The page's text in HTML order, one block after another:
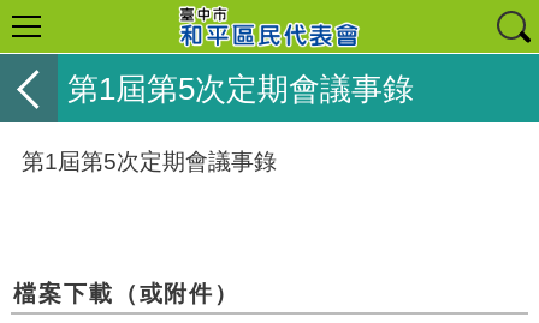
第1屆第5次定期會議事錄
第1屆第5次定期會議事錄
檔案下載（或附件）